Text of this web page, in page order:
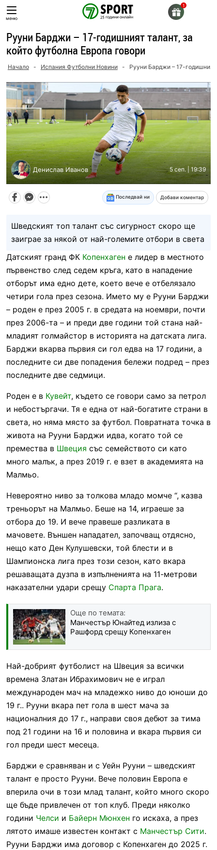
Skip
toменю
Рууни Барджи – 17-годишният талант, за
който футболна Европа говори
Начало - Испания Футболни Новини - Рууни Барджи – 17-годишният
Денислав Иванов 5 сеп. | 19:39
Последвай ни Добави коментар
Шведският топ талант със сигурност скоро ще
заиграе за някой от най-големите отбори в света
Датският гранд ФК Копенхаген е лидер в местното
първенство след седем кръга, като в нападение
отборът има едно дете, което вече е отбелязало
четири гола през сезона. Името му е Рууни Барджи
– роден е през 2005 г. в средата на ноември, почти
през 2006-та – и преди две години той стана най-
младият голмайстор в историята на датската лига.
Барджи вкарва първия си гол едва на 17 години, а
последните си две попадения бележи подред – през
последните две седмици.
Роден е в Кувейт, където се говори само за петрол
и небостъргачи. Тя е една от най-богатите страни в
света, но няма място за футбол. Повратната точка в
живота на Рууни Барджи идва, когато той се
премества в Швеция със семейството си като
много малък, а през 2019 г. е взет в академията на
Малмьо.
Невероятно ниво за толкова младо момче “, казва
треньорът на Малмьо. Беше на 14, играеше за
отбора до 19. И вече правеше разликата в
мачовете. Външен нападател, започващ отдясно,
нещо като Ден Кулушевски, той блести и в
Шампионска лига през този сезон, като вкара
решаващата дузпа в изпълненията на 11-метрови
наказателни удари срещу Спарта Прага.
Още по темата:
Манчестър Юнайтед излиза с
Рашфорд срещу Копенхаген
Най-добрият футболист на Швеция за всички
времена Златан Ибрахимович не е играл
международен мач на младежко ниво до юноши до
19 г.. Рууни вкара пет гола в шест мача за
националния до 17 г., направи своя дебют за тима
под 21 години на 16 и половина и вкара първия си
гол преди шест месеца.
Барджи е сравняван и с Уейн Рууни – шведският
талант е просто Рууни. Вече половин Европа е
вперила очи в този млад талант, който много скоро
ще бъде привлечен от топ клуб. Преди няколко
години Челси и Байерн Мюнхен го искаха, а през
лятото имаше известен контакт с Манчестър Сити.
Рууни Барджи има договор с Копенхаген до 2025 г.